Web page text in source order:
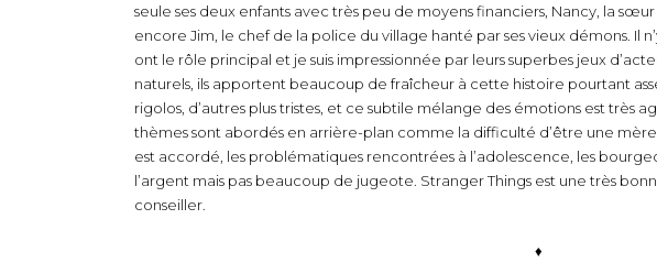
seule ses deux enfants avec très peu de moyens financiers, Nancy, la
encore Jim, le chef de la police du village hanté par ses vieux démons. Il
ont le rôle principal et je suis impressionnée par leurs superbes jeux
naturels, ils apportent beaucoup de fraîcheur à cette histoire pourtant
rigolos, d’autres plus tristes, et ce subtile mélange des émotions est très
thèmes sont abordés en arrière-plan comme la difficulté d’être une
est accordé, les problématiques rencontrées à l’adolescence, les
l’argent mais pas beaucoup de jugeote. Stranger Things est une très
conseiller.
♦